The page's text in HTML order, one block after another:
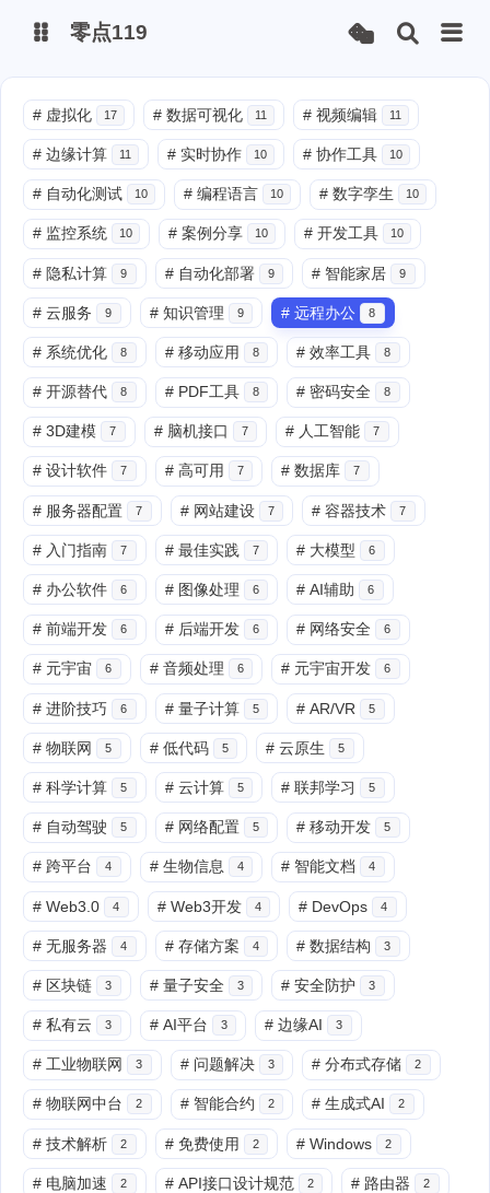
微博
抖音
零点119
# 虚拟化 17 # 数据可视化 11 # 视频编辑 11
# 边缘计算 11 # 实时协作 10 # 协作工具 10
# 自动化测试 10 # 编程语言 10 # 数字孪生 10
# 监控系统 10 # 案例分享 10 # 开发工具 10
# 隐私计算 9 # 自动化部署 9 # 智能家居 9
# 云服务 9 # 知识管理 9 # 远程办公 8
# 系统优化 8 # 移动应用 8 # 效率工具 8
# 开源替代 8 # PDF工具 8 # 密码安全 8
# 3D建模 7 # 脑机接口 7 # 人工智能 7
# 设计软件 7 # 高可用 7 # 数据库 7
# 服务器配置 7 # 网站建设 7 # 容器技术 7
# 入门指南 7 # 最佳实践 7 # 大模型 6
# 办公软件 6 # 图像处理 6 # AI辅助 6
# 前端开发 6 # 后端开发 6 # 网络安全 6
# 元宇宙 6 # 音频处理 6 # 元宇宙开发 6
# 进阶技巧 6 # 量子计算 5 # AR/VR 5
# 物联网 5 # 低代码 5 # 云原生 5
# 科学计算 5 # 云计算 5 # 联邦学习 5
# 自动驾驶 5 # 网络配置 5 # 移动开发 5
# 跨平台 4 # 生物信息 4 # 智能文档 4
# Web3.0 4 # Web3开发 4 # DevOps 4
# 无服务器 4 # 存储方案 4 # 数据结构 3
# 区块链 3 # 量子安全 3 # 安全防护 3
# 私有云 3 # AI平台 3 # 边缘AI 3
# 工业物联网 3 # 问题解决 3 # 分布式存储 2
# 物联网中台 2 # 智能合约 2 # 生成式AI 2
# 技术解析 2 # 免费使用 2 # Windows 2
# 电脑加速 2 # API接口设计规范 2 # 路由器 2